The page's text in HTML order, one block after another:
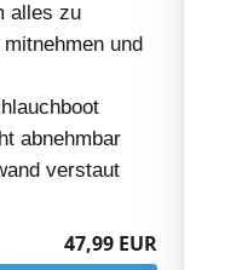
alles zu
und
abnehmbar
verstaut
47,99 EUR